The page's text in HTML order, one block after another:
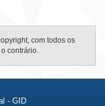
com todos os
contrário.
- GID